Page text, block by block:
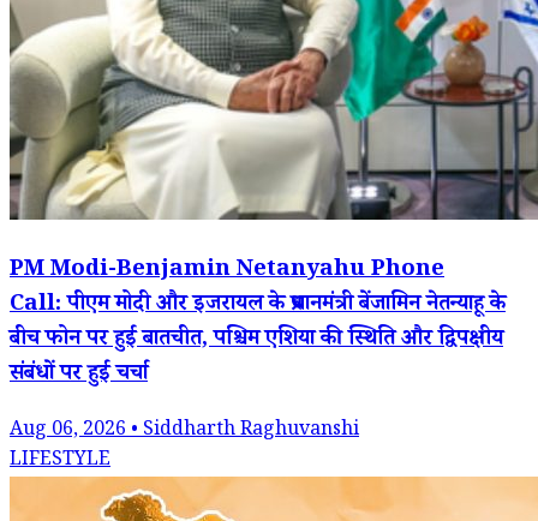
PM Modi-Benjamin Netanyahu Phone
Call: पीएम मोदी और इजरायल के प्रधानमंत्री बेंजामिन नेतन्याहू के
बीच फोन पर हुई बातचीत, पश्चिम एशिया की स्थिति और द्विपक्षीय
संबंधों पर हुई चर्चा
Aug 06, 2026 • Siddharth Raghuvanshi
LIFESTYLE